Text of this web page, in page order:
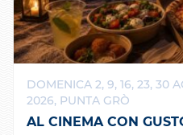
DOMENICA 2, 9, 16, 23, 30
2026, PUNTA GRÒ
AL CINEMA CON